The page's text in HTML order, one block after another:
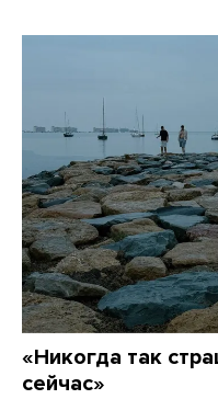
«Никогда так
сейчас»